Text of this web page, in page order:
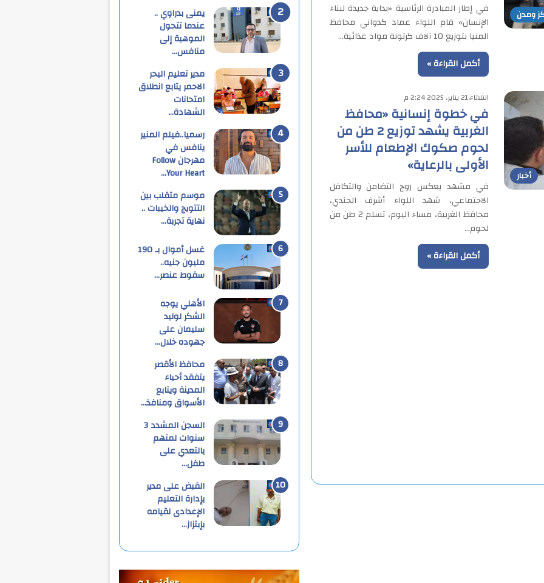
ومدن
في إطار المبادرة الرئاسية «بداية جديدة لبناء
الإنسان» قام اللواء عماد كدواني محافظ
المنيا بتوزيع 10 آلاف كرتونة مواد غذائية…
أكمل القراءة »
أخبار
الثلاثاء,21 يناير, 2025 2:24 م
في خطوة إنسانية «محافظ
الغربية يشهد توزيع 2 طن من
لحوم صكوك الإطعام للأسر
الأولى بالرعاية»
في مشهد يعكس روح التضامن والتكافل
الاجتماعي، شهد اللواء أشرف الجندي،
محافظ الغربية، مساء اليوم، تسلم 2 طن من
لحوم…
أكمل القراءة »
يمنى بدراوي ..
عندما تتحول
الموهبة إلى
منافس…
مدير تعليم البحر
الاحمر يتابع انطلاق
امتحانات
الشهادة…
رسميا..فيلم المنير
ينافس في
مهرجان Follow
Your Heart…
موسم متقلب بين
التتويج والخيبات ..
نهاية تجربة…
غسل أموال بـ 190
مليون جنيه..
سقوط عنصر…
الأهلي يوجه
الشكر لوليد
سليمان على
جهوده خلال…
محافظ الأقصر
يتفقد أحياء
المدينة ويتابع
الأسواق ومنافذ…
السجن المشدد 3
سنوات لمتهم
بالتعدي على
طفل…
القبض على مدير
بإدارة التعليم
الإعدادى لقيامه
بإبتزاز…